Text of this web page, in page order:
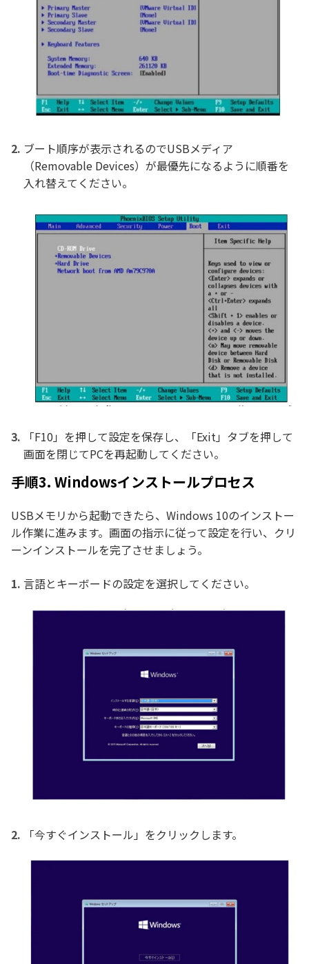
ブート順序が表示されるのでUSBメディア
（Removable Devices）が最優先になるように順番を
入れ替えてください。
「F10」を押して設定を保存し、「Exit」タブを押して
画面を閉じてPCを再起動してください。
手順3. Windowsインストールプロセス
USBメモリから起動できたら、Windows 10のインストー
ル作業に進みます。画面の指示に従って設定を行い、クリ
ーンインストールを完了させましょう。
言語とキーボードの設定を選択してください。
「今すぐインストール」をクリックします。